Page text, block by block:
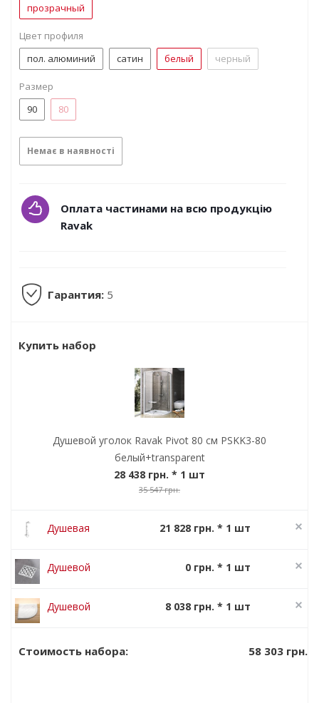
прозрачный
Цвет профиля
пол. алюминий
сатин белый черный
Размер
90
80
Немає в наявності
Оплата частинами на всю продукцію
Ravak
Гарантия: 5
Купить набор
Душевой уголок Ravak Pivot 80 см PSKK3-80
белый+transparent
28 438 грн. * 1 шт
35 547 грн.
Душевая
Termo 300 TE
21 828 грн. * 1 шт
Душевой
SN 501
0 грн. * 1 шт
Душевой
8 038 грн. * 1 шт
Стоимость набора: 58 303 грн.